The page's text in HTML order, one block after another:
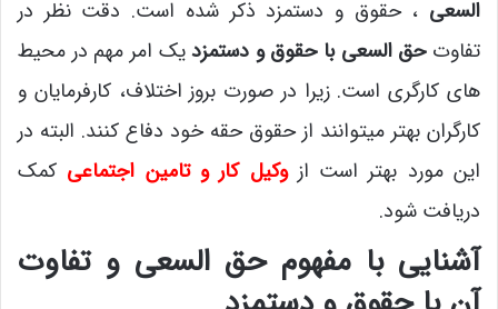
السعی ، حقوق و دستمزد ذکر شده است. دقت نظر در
تفاوتحق السعی با حقوق و دستمزدیک امر مهم در محیط
های کارگری است. زیرا در صورت بروز اختلاف، کارفرمایان و
کارگران بهتر میتوانند از حقوق حقه خود دفاع کنند. البته در
این مورد بهتر است ازوکیل کار و تامین اجتماعی کمک
دریافت شود.
آشنایی با مفهوم حق السعی و تفاوت